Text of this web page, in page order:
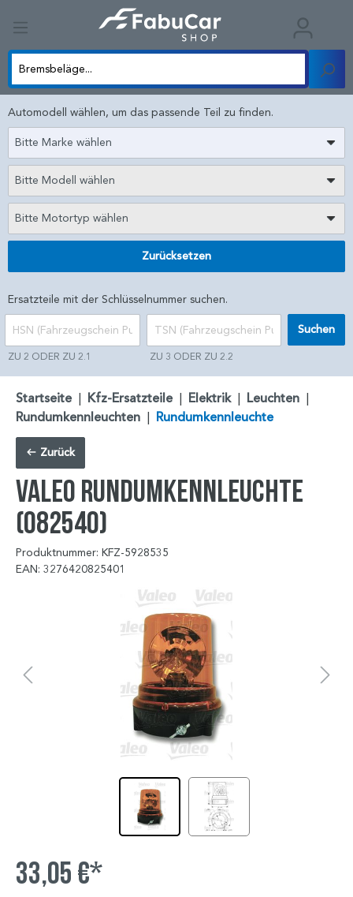
Automodell wählen, um das passende Teil zu finden.
Bitte Marke wählen
Bitte Modell wählen
Bitte Motortyp wählen
Zurücksetzen
Ersatzteile mit der Schlüsselnummer suchen.
ZU 2 ODER ZU 2.1 ZU 3 ODER ZU 2.2
Suchen
Startseite | Kfz-Ersatzteile | Elektrik | Leuchten |
Rundumkennleuchten | Rundumkennleuchte
Zurück
VALEO Rundumkennleuchte
(082540)
Produktnummer: KFZ-5928535
EAN: 3276420825401
33,05 €*